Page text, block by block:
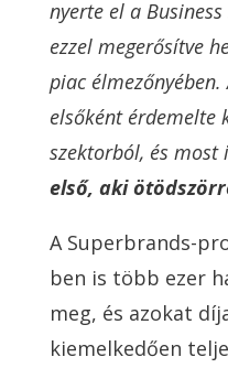
nyerte el a
ezzel megerősítve
piac
elsőként érdemelte
szektorból, és
első, aki
A Superbrands-
ben is több ezer
meg, és azokat
kiemelkedően